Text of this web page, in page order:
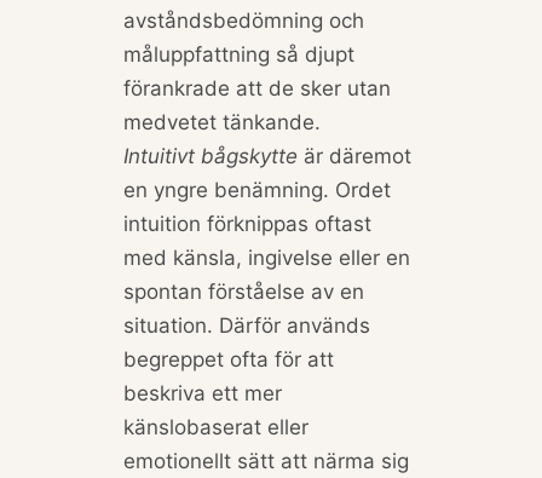
avståndsbedömning och
måluppfattning så djupt
förankrade att de sker utan
medvetet tänkande.
Intuitivt bågskytte är däremot
en yngre benämning. Ordet
intuition förknippas oftast
med känsla, ingivelse eller en
spontan förståelse av en
situation. Därför används
begreppet ofta för att
beskriva ett mer
känslobaserat eller
emotionellt sätt att närma sig